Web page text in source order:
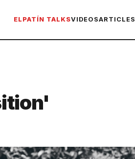
ELPATÍN TALKSVIDEOSARTICLES